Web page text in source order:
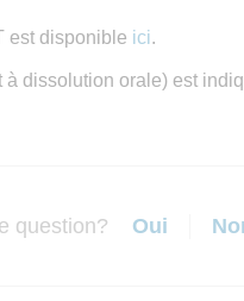
est disponible ici.
dissolution orale) est
question? Oui